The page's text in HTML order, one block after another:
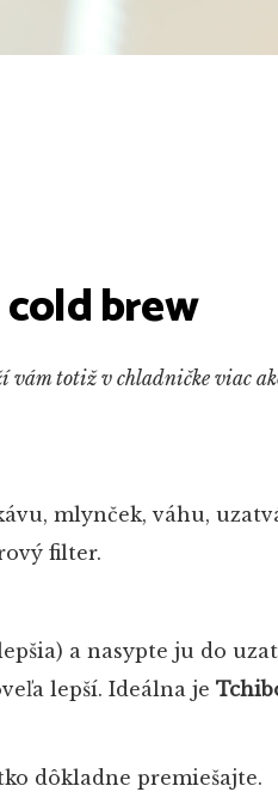
brew
totiž v chladničke viac
mlynček, váhu,
filter.
a nasypte ju do
lepší. Ideálna je
dôkladne premiešajte.